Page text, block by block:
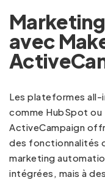
avec
Les plateformes all-
comme HubSpot ou
ActiveCampaign
des fonctionnalités
marketing
intégrées, mais à des